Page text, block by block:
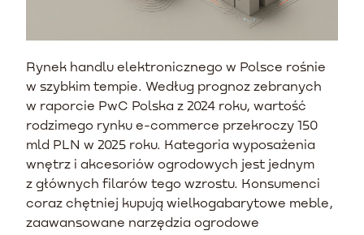
Rynek handlu elektronicznego w Polsce rośnie
w szybkim tempie. Według prognoz zebranych
w raporcie PwC Polska z 2024 roku, wartość
rodzimego rynku e-commerce przekroczy 150
mld PLN w 2025 roku. Kategoria wyposażenia
wnętrz i akcesoriów ogrodowych jest jednym
z głównych filarów tego wzrostu. Konsumenci
coraz chętniej kupują wielkogabarytowe meble,
zaawansowane narzędzia ogrodowe